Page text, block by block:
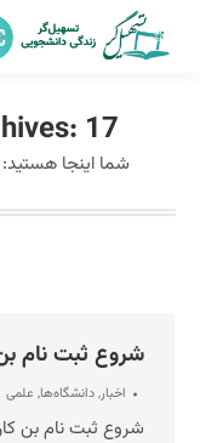
17 آوریل 2018
شما اینجا
شروع ثبت نام بن
اخبار,دانشگاه‌ها, علمی